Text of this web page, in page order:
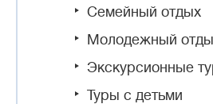
Семейный отдых
Молодежный
Экскурсионные
Туры с детьми